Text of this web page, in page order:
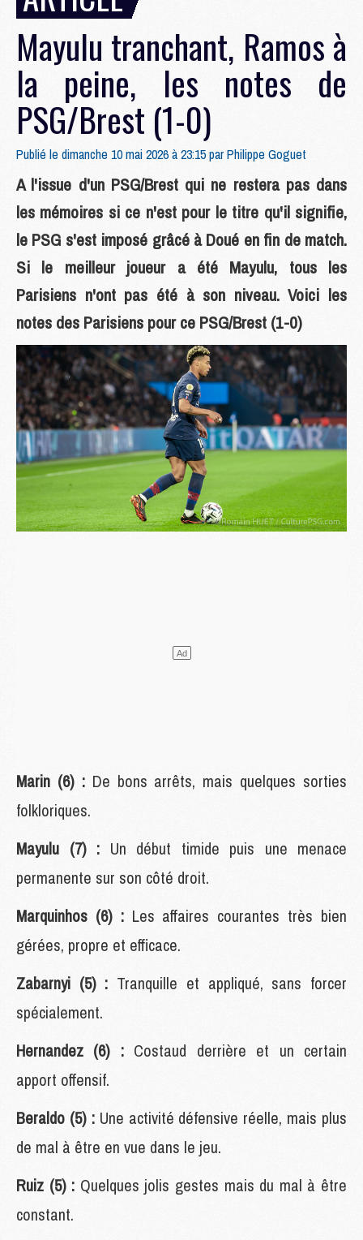
Mayulu tranchant, Ramos à
la peine, les notes de
PSG/Brest (1-0)
Publié le dimanche 10 mai 2026 à 23:15 parPhilippe Goguet
A l'issue d'un PSG/Brest qui ne restera pas dans
les mémoires si ce n'est pour le titre qu'il signifie,
le PSG s'est imposé grâcé à Doué en fin de match.
Si le meilleur joueur a été Mayulu, tous les
Parisiens n'ont pas été à son niveau. Voici les
notes des Parisiens pour ce PSG/Brest (1-0)
Marin (6) : De bons arrêts, mais quelques sorties
folkloriques.
Mayulu (7) : Un début timide puis une menace
permanente sur son côté droit.
Marquinhos (6) : Les affaires courantes très bien
gérées, propre et efficace.
Zabarnyi (5) : Tranquille et appliqué, sans forcer
spécialement.
Hernandez (6) : Costaud derrière et un certain
apport offensif.
Beraldo (5) : Une activité défensive réelle, mais plus
de mal à être en vue dans le jeu.
Ruiz (5) : Quelques jolis gestes mais du mal à être
constant.